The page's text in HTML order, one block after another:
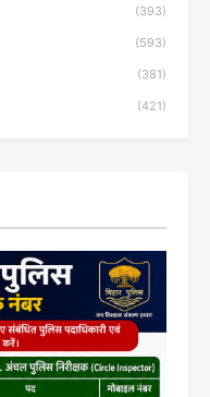
(393)
(593)
(381)
(421)